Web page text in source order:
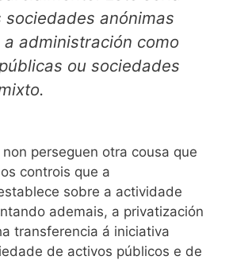
sociedades anónimas
administración como
ou sociedades
perseguen otra cousa que
controis que a
sobre a actividade
ademais, a privatización
transferencia á iniciativa
de activos públicos e de